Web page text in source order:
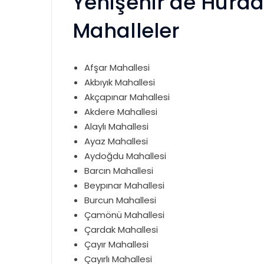
Mahalleler
Afşar Mahallesi
Akbıyık Mahallesi
Akçapınar Mahallesi
Akdere Mahallesi
Alaylı Mahallesi
Ayaz Mahallesi
Aydoğdu Mahallesi
Barcın Mahallesi
Beypınar Mahallesi
Burcun Mahallesi
Çamönü Mahallesi
Çardak Mahallesi
Çayır Mahallesi
Çayırlı Mahallesi